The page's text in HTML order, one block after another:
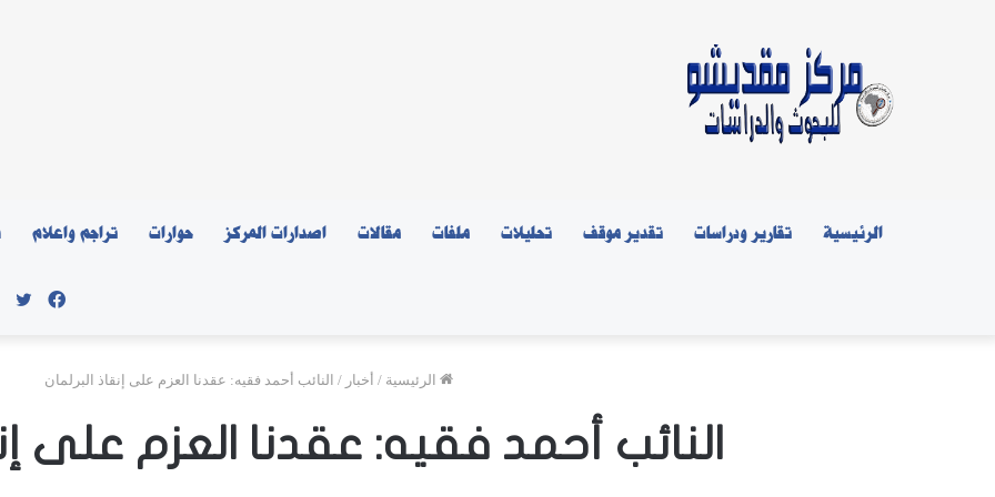
الرئيسية تقارير ودراسات تقدير موقف تحليلات ملفات مقالات اصدارات المركز حوارات تراجم واعلام
الرئيسية / أخبار / النائب أحمد فقيه: عقدنا العزم على إنقاذ البرلمان
النائب أحمد فقيه: عقدنا العزم على